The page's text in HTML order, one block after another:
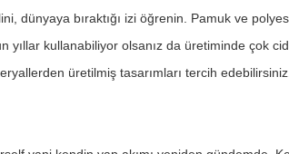
dünyaya bıraktığı izi öğrenin. Pamuk ve
yıllar kullanabiliyor olsanız da üretiminde çok
üretilmiş tasarımları tercih edebilirsiniz.